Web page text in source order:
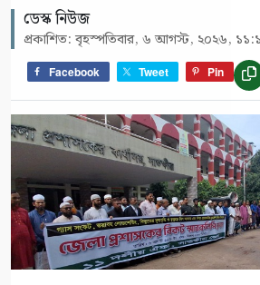
ডেস্ক নিউজ
প্রকাশিত: বৃহস্পতিবার, ৬ আগস্ট, ২০২৬,
Facebook Tweet Pin